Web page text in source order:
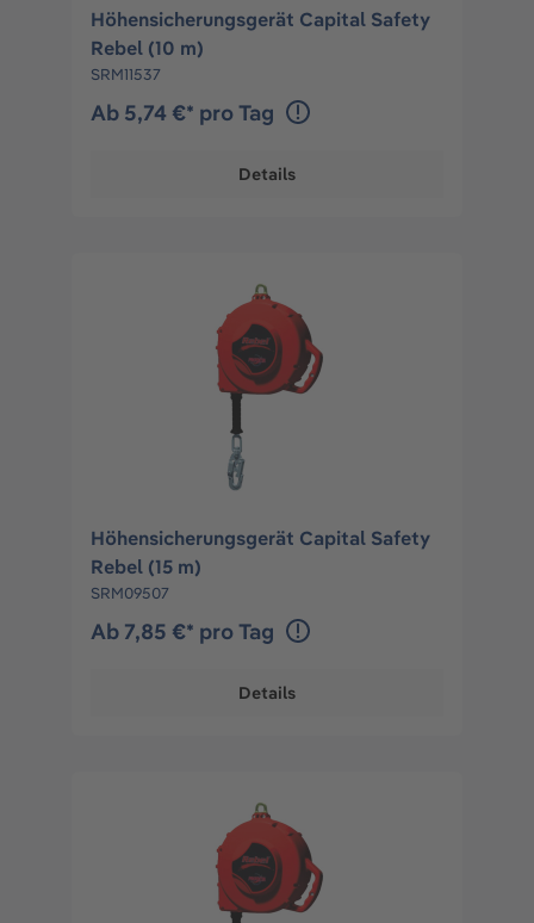
Höhensicherungsgerät Capital Safety
Rebel (10 m)
SRM11537
Ab 5,74 €* pro Tag
Details
Höhensicherungsgerät Capital Safety
Rebel (15 m)
SRM09507
Ab 7,85 €* pro Tag
Details